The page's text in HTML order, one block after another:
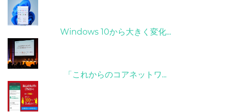
Windows 10から大きく変化...
「これからのコアネットワ...